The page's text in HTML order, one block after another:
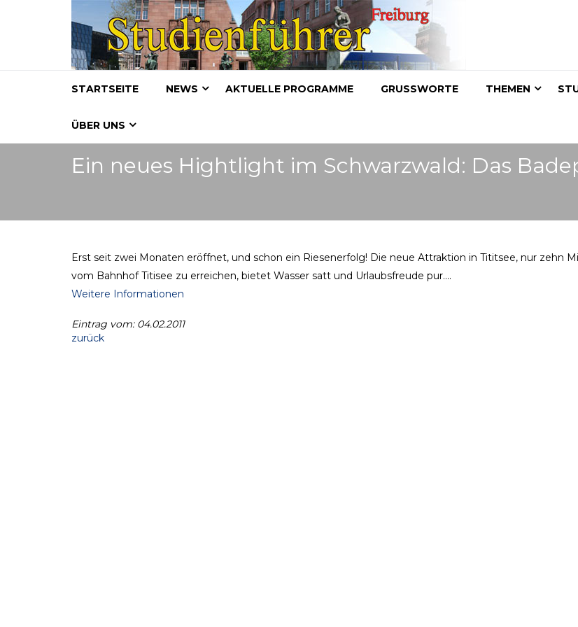
STARTSEITE NEWS AKTUELLE PROGRAMME GRUSSWORTE THEMEN
ÜBER UNS
Ein neues Hightlight im Schwarzwald: Das
Erst seit zwei Monaten eröffnet, und schon ein Riesenerfolg! Die neue Attraktion in Tititsee, nur zehn
vom Bahnhof Titisee zu erreichen, bietet Wasser satt und Urlaubsfreude pur....
Weitere Informationen
Eintrag vom: 04.02.2011
zurück